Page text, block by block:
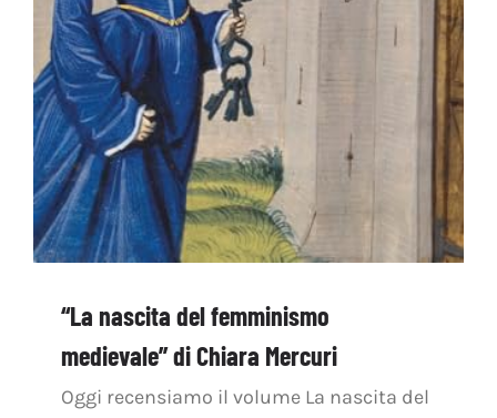
“La nascita del femminismo
medievale” di Chiara Mercuri
Oggi recensiamo il volume La nascita del